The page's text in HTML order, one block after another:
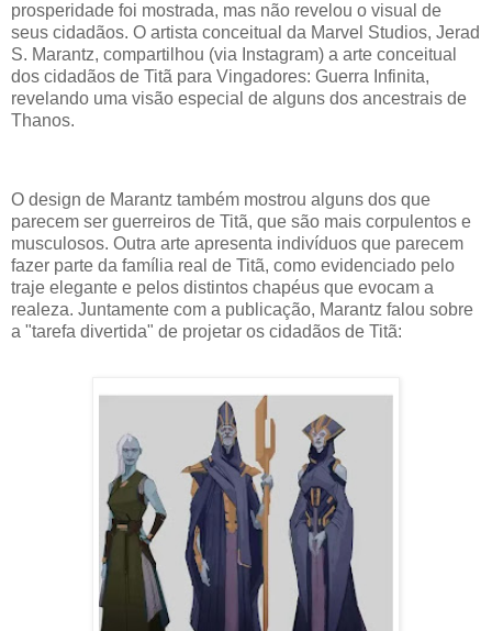
prosperidade foi mostrada, mas não revelou o visual de
seus cidadãos. O artista conceitual da Marvel Studios, Jerad
S. Marantz, compartilhou (via Instagram) a arte conceitual
dos cidadãos de Titã para Vingadores: Guerra Infinita,
revelando uma visão especial de alguns dos ancestrais de
Thanos.
O design de Marantz também mostrou alguns dos que
parecem ser guerreiros de Titã, que são mais corpulentos e
musculosos. Outra arte apresenta indivíduos que parecem
fazer parte da família real de Titã, como evidenciado pelo
traje elegante e pelos distintos chapéus que evocam a
realeza. Juntamente com a publicação, Marantz falou sobre
a "tarefa divertida" de projetar os cidadãos de Titã: